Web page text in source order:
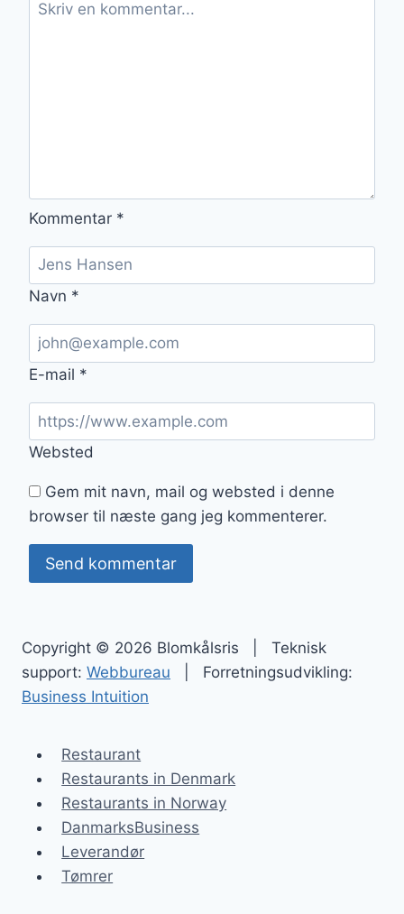
Kommentar *
Navn *
E-mail *
Websted
Gem mit navn, mail og websted i denne
browser til næste gang jeg kommenterer.
Copyright © 2026 Blomkålsris | Teknisk
support: Webbureau | Forretningsudvikling:
Business Intuition
Restaurant
Restaurants in Denmark
Restaurants in Norway
DanmarksBusiness
Leverandør
Tømrer